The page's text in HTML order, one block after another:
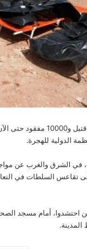
الدولية للهجرة.
في الشرق والغرب عن
تقاعس السلطات في
احتشدوا، أمام مسجد